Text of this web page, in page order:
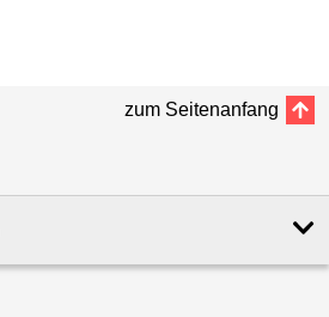
zum Seitenanfang